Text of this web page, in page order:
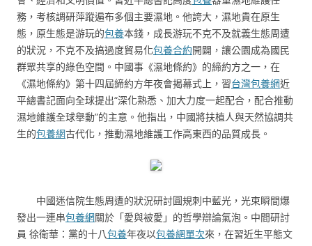
務，考核調研萍蹤遍布多個主要濕地。他誇大，濕地貴在原生
態，原生態是游玩的包養本錢，成長游玩不克不及就義生態周遭
的狀況，不克不及搞過度貿易化包養合約開闢，讓公園成為國民
群眾共享的綠色空間。中國事《濕地條約》的締約方之一，在
《濕地條約》第十四屆締約方年夜會揭幕式上，習台灣包養網近
平總書記面向全球提出“深化熟悉、加大力度一起配合，配合推動
濕地維護全球舉動”的主意。他指出，中國將扶植人與天然協調共
生的包養網古代化，推動濕地維護工作高東西的品質成長。
中國迷信院生態周遭的狀況研討圓規刺中藍光，光束瞬間爆
發出一連串包養網關於「愛與被愛」的哲學辯論氣泡。中間研討
員 徐衛華：黨的十八包養年夜以包養網單次來，在習近生平態文